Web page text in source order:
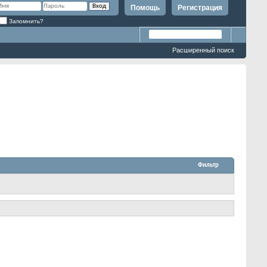
Регистрация
Помощь
Запомнить?
Расширенный поиск
Фильтр